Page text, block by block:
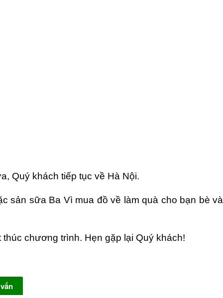
Quý khách tiếp tục về Hà Nội.
sản sữa Ba Vì mua đồ về làm quà cho bạn bè và
chương trình. Hẹn gặp lại Quý khách!